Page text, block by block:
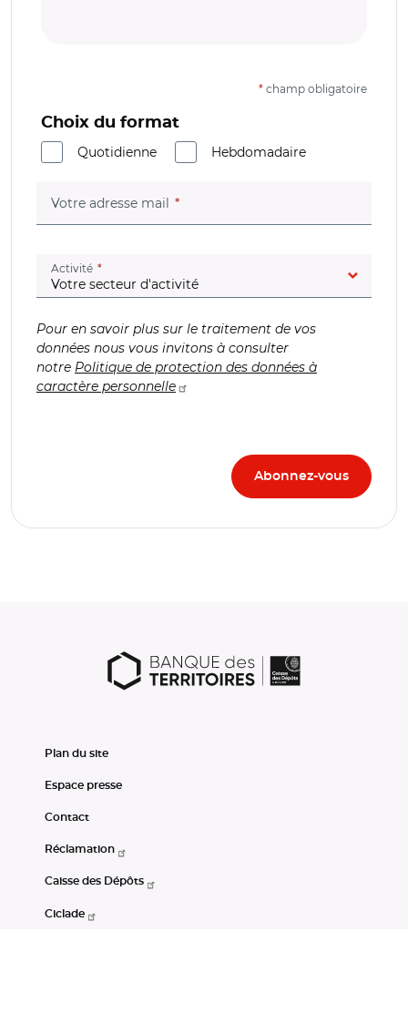
* champ obligatoire
Choix du format
Quotidienne
Hebdomadaire
Votre adresse mail (champ obligatoire)
Activité (champ obligatoire)
Pour en savoir plus sur le traitement de vos
données nous vous invitons à consulter
notre Politique de protection des données à
caractère personnelle
Plan du site
Espace presse
Contact
Réclamation
Caisse des Dépôts
Ciclade